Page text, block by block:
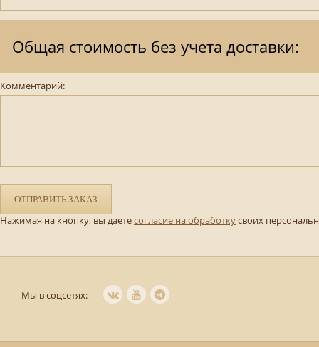
Общая стоимость без учета доставки:
Комментарий:
ОТПРАВИТЬ ЗАКАЗ
Нажимая на кнопку, вы даетесогласие на обработкусвоих
Мы в соцсетях: